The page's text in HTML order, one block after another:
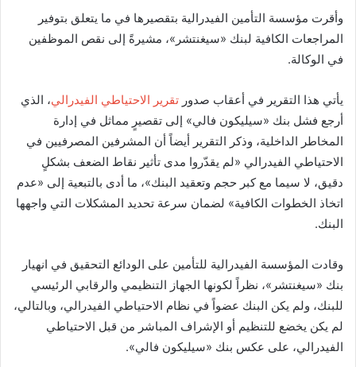
وأقرت مؤسسة التأمين الفيدرالية بتقصيرها في ما يتعلق بتوفير
المراجعات الكافية لبنك «سيغنتشر»، مشيرةً إلى نقص الموظفين
في الوكالة.
يأتي هذا التقرير في أعقاب صدور تقرير الاحتياطي الفيدرالي، الذي
أرجع فشل بنك «سيليكون فالي» إلى تقصيرٍ مماثل في إدارة
المخاطر الداخلية، وذكر التقرير أيضاً أن المشرفين المصرفيين في
الاحتياطي الفيدرالي «لم يقدّروا مدى تأثير نقاط الضعف بشكلٍ
دقيق، لا سيما مع كبر حجم وتعقيد البنك»، ما أدى بالتبعية إلى «عدم
اتخاذ الخطوات الكافية» لضمان سرعة تحديد المشكلات التي واجهها
البنك.
وقادت المؤسسة الفيدرالية للتأمين على الودائع التحقيق في انهيار
بنك «سيغنتشر»، نظراً لكونها الجهاز التنظيمي والرقابي الرئيسي
للبنك، ولم يكن البنك عضواً في نظام الاحتياطي الفيدرالي، وبالتالي،
لم يكن يخضع للتنظيم أو الإشراف المباشر من قبل الاحتياطي
الفيدرالي، على عكس بنك «سيليكون فالي».